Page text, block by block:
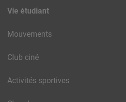
Vie étudiant
Mouvements
Club ciné
Activités sportives